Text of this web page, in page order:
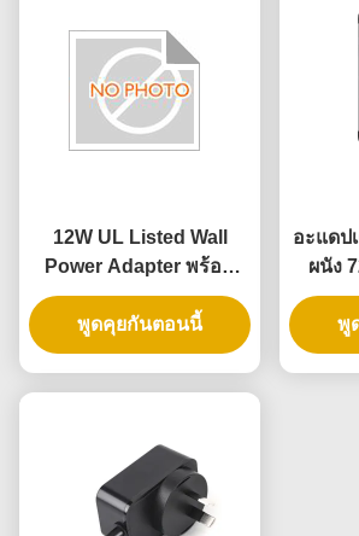
12W UL Listed Wall
Power Adapter พร้อม
การรับประกัน 3 ปี และ AC
DC Power Supply
พูดคุยกันตอนนี้
อะแดป
ผนัง
พู